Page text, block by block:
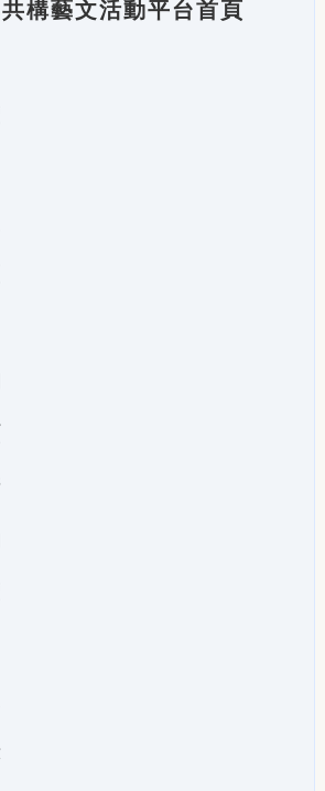
構藝文活動平台首頁